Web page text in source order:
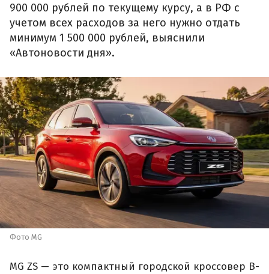
900 000 рублей по текущему курсу, а в РФ с
учетом всех расходов за него нужно отдать
минимум 1 500 000 рублей, выяснили
«Автоновости дня».
Фото MG
MG ZS — это компактный городской кроссовер B-